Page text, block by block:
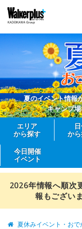
夏のイベント情報
キャンプ
エリア
から探す
か
今日開催
イベント
2026年情報へ順次
報もござい
夏休みイベント・おで